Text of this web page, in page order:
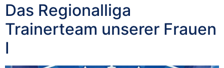
Das Regionalliga
Trainerteam unserer Frauen
I